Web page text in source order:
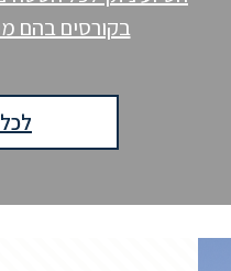
בקורסים בהם